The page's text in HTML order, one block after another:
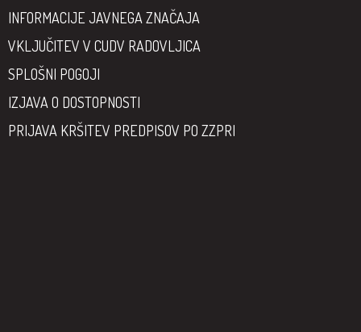
INFORMACIJE JAVNEGA ZNAČAJA
VKLJUČITEV V CUDV RADOVLJICA
SPLOŠNI POGOJI
IZJAVA O DOSTOPNOSTI
PRIJAVA KRŠITEV PREDPISOV PO ZZPRI